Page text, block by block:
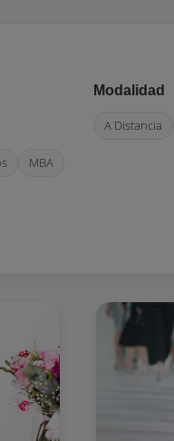
MBA
Modalidad
A Distancia